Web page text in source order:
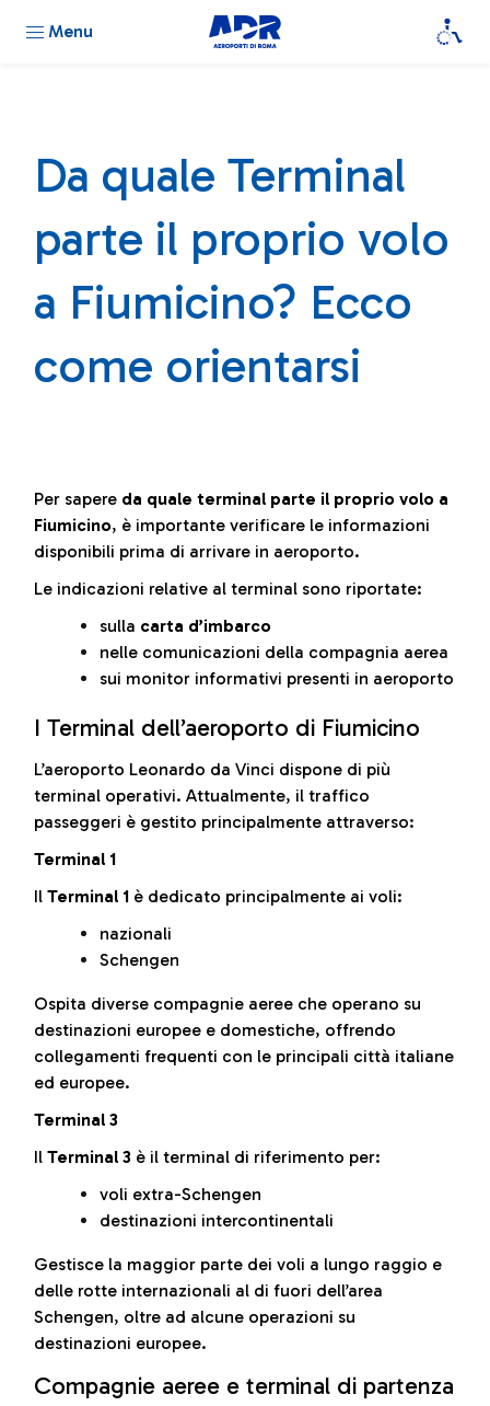
Menu
Da quale Terminal
parte il proprio volo
a Fiumicino? Ecco
come orientarsi
Per sapere da quale terminal parte il proprio volo a
Fiumicino, è importante verificare le informazioni
disponibili prima di arrivare in aeroporto.
Le indicazioni relative al terminal sono riportate:
sulla carta d’imbarco
nelle comunicazioni della compagnia aerea
sui monitor informativi presenti in aeroporto
I Terminal dell’aeroporto di Fiumicino
L’aeroporto Leonardo da Vinci dispone di più
terminal operativi. Attualmente, il traffico
passeggeri è gestito principalmente attraverso:
Terminal 1
Il Terminal 1 è dedicato principalmente ai voli:
nazionali
Schengen
Ospita diverse compagnie aeree che operano su
destinazioni europee e domestiche, offrendo
collegamenti frequenti con le principali città italiane
ed europee.
Terminal 3
Il Terminal 3 è il terminal di riferimento per:
voli extra-Schengen
destinazioni intercontinentali
Gestisce la maggior parte dei voli a lungo raggio e
delle rotte internazionali al di fuori dell’area
Schengen, oltre ad alcune operazioni su
destinazioni europee.
Compagnie aeree e terminal di partenza